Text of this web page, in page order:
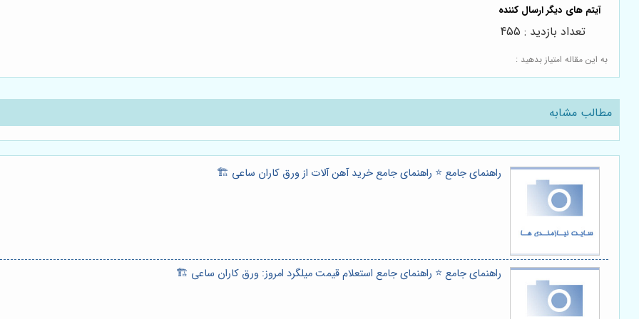
به این مقاله امتیاز بدهید :
تعداد بازدید : 455
مطالب مشابه
راهنمای جامع ⭐️ راهنمای جامع خرید آهن آلات از ورق کاران ساعی 🏗️
راهنمای جامع ⭐️ راهنمای جامع استعلام قیمت میلگرد امروز: ورق کاران ساعی 🏗️